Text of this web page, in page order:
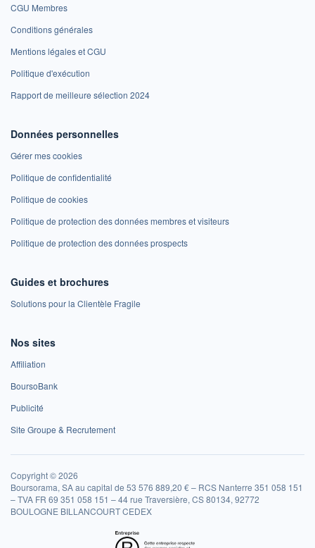
CGU Membres
Conditions générales
Mentions légales et CGU
Politique d'exécution
Rapport de meilleure sélection 2024
Données personnelles
Gérer mes cookies
Politique de confidentialité
Politique de cookies
Politique de protection des données membres et visiteurs
Politique de protection des données prospects
Guides et brochures
Solutions pour la Clientèle Fragile
Nos sites
Affiliation
BoursoBank
Publicité
Site Groupe & Recrutement
Copyright © 2026
Boursorama, SA au capital de 53 576 889,20 € – RCS Nanterre 351 058 151
– TVA FR 69 351 058 151 – 44 rue Traversière, CS 80134, 92772
BOULOGNE BILLANCOURT CEDEX